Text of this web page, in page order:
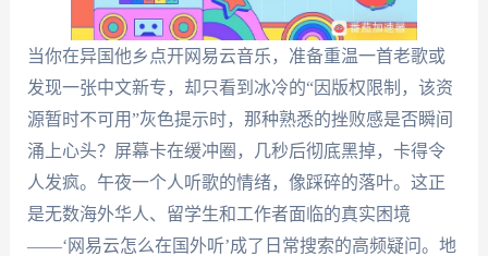
当你在异国他乡点开网易云音乐，准备重温一首老歌或
发现一张中文新专，却只看到冰冷的“因版权限制，该资
源暂时不可用”灰色提示时，那种熟悉的挫败感是否瞬间
涌上心头？屏幕卡在缓冲圈，几秒后彻底黑掉，卡得令
人发疯。午夜一个人听歌的情绪，像踩碎的落叶。这正
是无数海外华人、留学生和工作者面临的真实困境
——‘网易云怎么在国外听’成了日常搜索的高频疑问。地